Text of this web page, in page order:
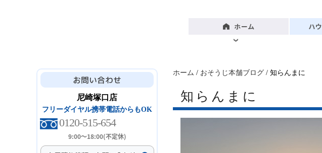
ホーム / おそうじ本舗ブログ / 知らんまに
知らんまに
尼崎塚口店
フリーダイヤル携帯電話からもOK
0120-515-654
9:00～18:00(不定休)